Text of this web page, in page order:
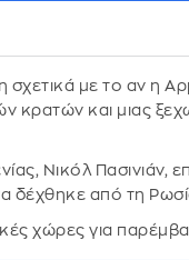
με το αν η
κρατών και μιας
Νικόλ Πασινιάν,
δέχθηκε από τη
χώρες για